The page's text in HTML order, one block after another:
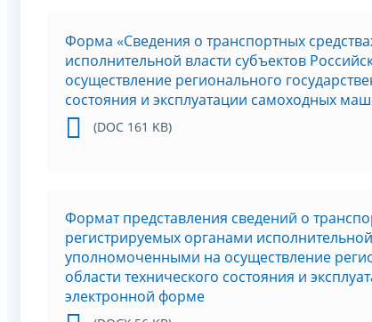
Форма «Сведения о транспортных
исполнительной власти субъектов
осуществление регионального
состояния и эксплуатации самоходных
(DOC 161 KB)
Формат представления сведений о
регистрируемых органами
уполномоченными на осуществление
области технического состояния и
электронной форме